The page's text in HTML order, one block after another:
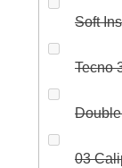
Soft
Tecno
03